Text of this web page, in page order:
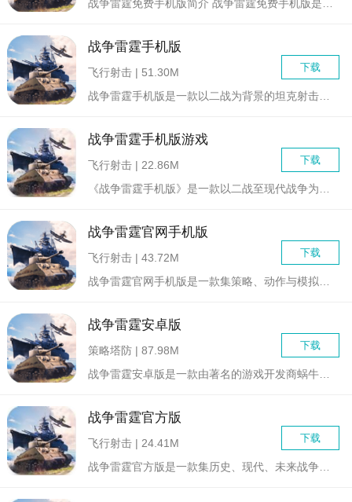
战争雷霆手机版
下载
飞行射击 | 51.30M
战争雷霆手机版游戏
下载
飞行射击 | 22.86M
战争雷霆官网手机版
下载
飞行射击 | 43.72M
战争雷霆安卓版
下载
策略塔防 | 87.98M
战争雷霆官方版
下载
飞行射击 | 24.41M